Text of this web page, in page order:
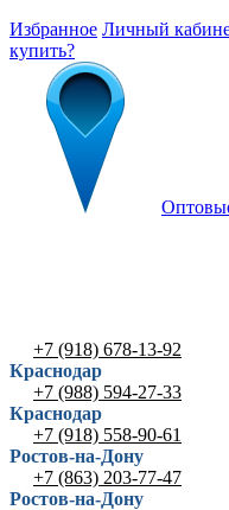
Избранное Личный
купить?
+7 (918) 678-13-92
Краснодар
+7 (988) 594-27-33
Краснодар
+7 (918) 558-90-61
Ростов-на-Дону
+7 (863) 203-77-47
Ростов-на-Дону